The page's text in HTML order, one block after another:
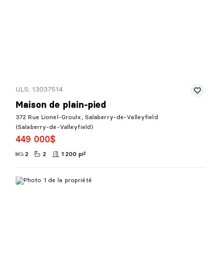
ULS: 13037514
Maison de plain-pied
372 Rue Lionel-Groulx, Salaberry-de-Valleyfield
(Salaberry-de-Valleyfield)
449 000$
2 2 1 200 pi²